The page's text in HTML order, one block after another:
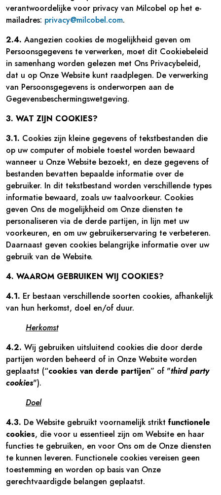
verantwoordelijke voor privacy van Milcobel op het e-
mailadres: privacy@milcobel.com.
2.4. Aangezien cookies de mogelijkheid geven om
Persoonsgegevens te verwerken, moet dit Cookiebeleid
in samenhang worden gelezen met Ons Privacybeleid,
dat u op Onze Website kunt raadplegen. De verwerking
van Persoonsgegevens is onderworpen aan de
Gegevensbeschermingswetgeving.
3. WAT ZIJN COOKIES?
3.1. Cookies zijn kleine gegevens of tekstbestanden die
op uw computer of mobiele toestel worden bewaard
wanneer u Onze Website bezoekt, en deze gegevens of
bestanden bevatten bepaalde informatie over de
gebruiker. In dit tekstbestand worden verschillende types
informatie bewaard, zoals uw taalvoorkeur. Cookies
geven Ons de mogelijkheid om Onze diensten te
personaliseren via de derde partijen, in lijn met uw
voorkeuren, en om uw gebruikerservaring te verbeteren.
Daarnaast geven cookies belangrijke informatie over uw
gebruik van de Website.
4. WAAROM GEBRUIKEN WIJ COOKIES?
4.1. Er bestaan verschillende soorten cookies, afhankelijk
van hun herkomst, doel en/of duur.
Herkomst
4.2. Wij gebruiken uitsluitend cookies die door derde
partijen worden beheerd of in Onze Website worden
geplaatst (“cookies van derde partijen” of "third party
cookies").
Doel
4.3. De Website gebruikt voornamelijk strikt functionele
cookies, die voor u essentieel zijn om Website en haar
functies te gebruiken, en voor Ons om de Onze diensten
te kunnen leveren. Functionele cookies vereisen geen
toestemming en worden op basis van Onze
gerechtvaardigde belangen geplaatst.